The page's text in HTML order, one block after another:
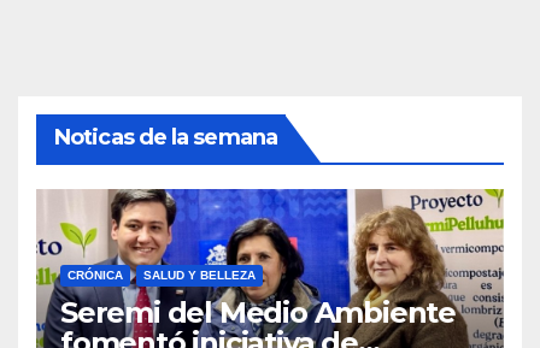
Noticas de la semana
CRÓNICA SALUD Y BELLEZA
Seremi del Medio Ambiente